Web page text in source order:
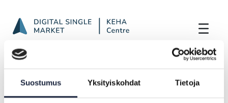
Suostumus Yksityiskohdat Tietoja
eIDAS regulates cross border identification
and SDGr regulates cross border services